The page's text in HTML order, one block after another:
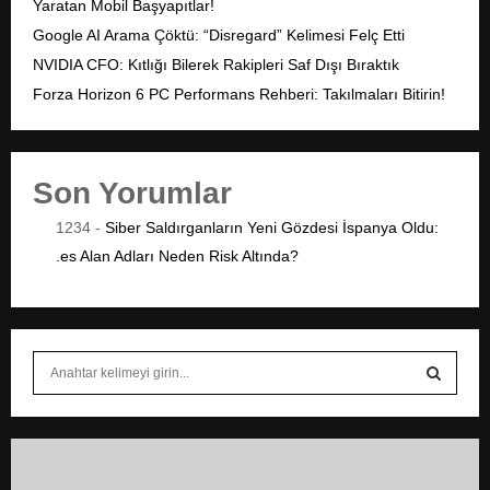
Yaratan Mobil Başyapıtlar!
Google AI Arama Çöktü: “Disregard” Kelimesi Felç Etti
NVIDIA CFO: Kıtlığı Bilerek Rakipleri Saf Dışı Bıraktık
Forza Horizon 6 PC Performans Rehberi: Takılmaları Bitirin!
Son Yorumlar
1234 - Siber Saldırganların Yeni Gözdesi İspanya Oldu:
.es Alan Adları Neden Risk Altında?
S